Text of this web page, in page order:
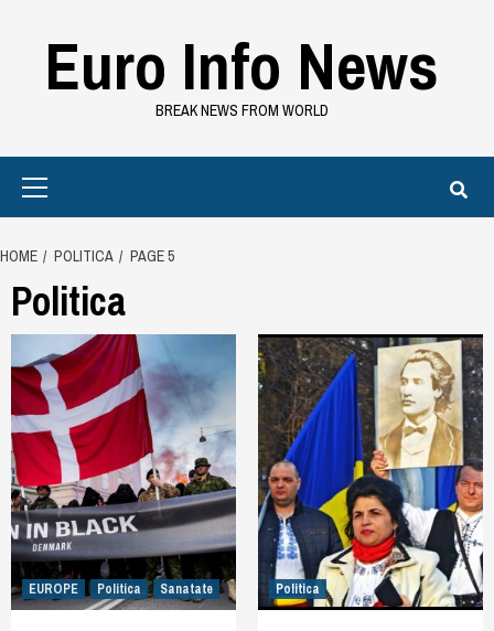
contentEuro Info News
BREAK NEWS FROM WORLD
HOME POLITICA PAGE 5
Politica
EUROPE Politica Sanatate Politica